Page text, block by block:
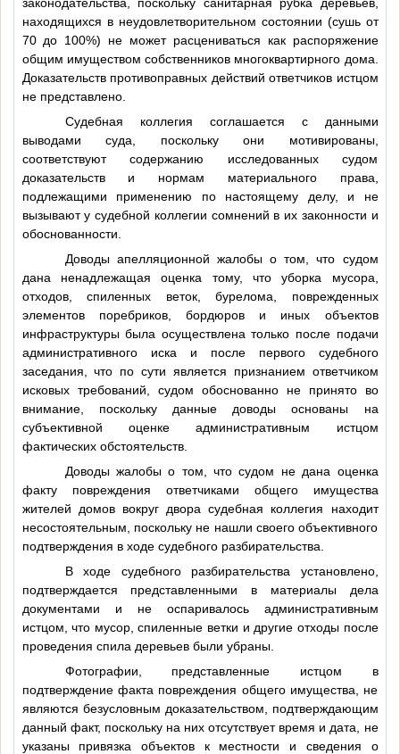
находящихся в неудовлетворительном состоянии (сушь от
70 до 100%) не может расцениваться как распоряжение
общим имуществом собственников многоквартирного дома.
Доказательств противоправных действий ответчиков истцом
не представлено.
Судебная коллегия соглашается с данными
выводами суда, поскольку они мотивированы,
соответствуют содержанию исследованных судом
доказательств и нормам материального права,
подлежащими применению по настоящему делу, и не
вызывают у судебной коллегии сомнений в их законности и
обоснованности.
Доводы апелляционной жалобы о том, что судом
дана ненадлежащая оценка тому, что уборка мусора,
отходов, спиленных веток, бурелома, поврежденных
элементов поребриков, бордюров и иных объектов
инфраструктуры была осуществлена только после подачи
административного иска и после первого судебного
заседания, что по сути является признанием ответчиком
исковых требований, судом обоснованно не принято во
внимание, поскольку данные доводы основаны на
субъективной оценке административным истцом
фактических обстоятельств.
Доводы жалобы о том, что судом не дана оценка
факту повреждения ответчиками общего имущества
жителей домов вокруг двора судебная коллегия находит
несостоятельным, поскольку не нашли своего объективного
подтверждения в ходе судебного разбирательства.
В ходе судебного разбирательства установлено,
подтверждается представленными в материалы дела
документами и не оспаривалось административным
истцом, что мусор, спиленные ветки и другие отходы после
проведения спила деревьев были убраны.
Фотографии, представленные истцом в
подтверждение факта повреждения общего имущества, не
являются безусловным доказательством, подтверждающим
данный факт, поскольку на них отсутствует время и дата, не
указаны привязка объектов к местности и сведения о